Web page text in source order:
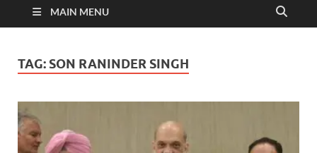
MAIN MENU
TAG: SON RANINDER SINGH